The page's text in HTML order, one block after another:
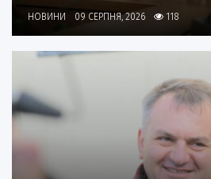
НОВИНИ 09 СЕРПНЯ, 2026 118